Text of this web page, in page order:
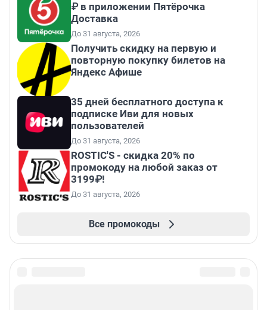
₽ в приложении Пятёрочка
Доставка
До 31 августа, 2026
Получить скидку на первую и
повторную покупку билетов на
Яндекс Афише
35 дней бесплатного доступа к
подписке Иви для новых
пользователей
До 31 августа, 2026
ROSTIC'S - скидка 20% по
промокоду на любой заказ от
3199₽!
До 31 августа, 2026
Все промокоды